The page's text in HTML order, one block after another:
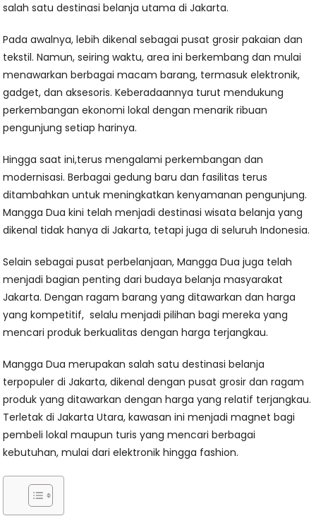
salah satu destinasi belanja utama di Jakarta.
Pada awalnya, lebih dikenal sebagai pusat grosir pakaian dan
tekstil. Namun, seiring waktu, area ini berkembang dan mulai
menawarkan berbagai macam barang, termasuk elektronik,
gadget, dan aksesoris. Keberadaannya turut mendukung
perkembangan ekonomi lokal dengan menarik ribuan
pengunjung setiap harinya.
Hingga saat ini,terus mengalami perkembangan dan
modernisasi. Berbagai gedung baru dan fasilitas terus
ditambahkan untuk meningkatkan kenyamanan pengunjung.
Mangga Dua kini telah menjadi destinasi wisata belanja yang
dikenal tidak hanya di Jakarta, tetapi juga di seluruh Indonesia.
Selain sebagai pusat perbelanjaan, Mangga Dua juga telah
menjadi bagian penting dari budaya belanja masyarakat
Jakarta. Dengan ragam barang yang ditawarkan dan harga
yang kompetitif, selalu menjadi pilihan bagi mereka yang
mencari produk berkualitas dengan harga terjangkau.
Mangga Dua merupakan salah satu destinasi belanja
terpopuler di Jakarta, dikenal dengan pusat grosir dan ragam
produk yang ditawarkan dengan harga yang relatif terjangkau.
Terletak di Jakarta Utara, kawasan ini menjadi magnet bagi
pembeli lokal maupun turis yang mencari berbagai
kebutuhan, mulai dari elektronik hingga fashion.